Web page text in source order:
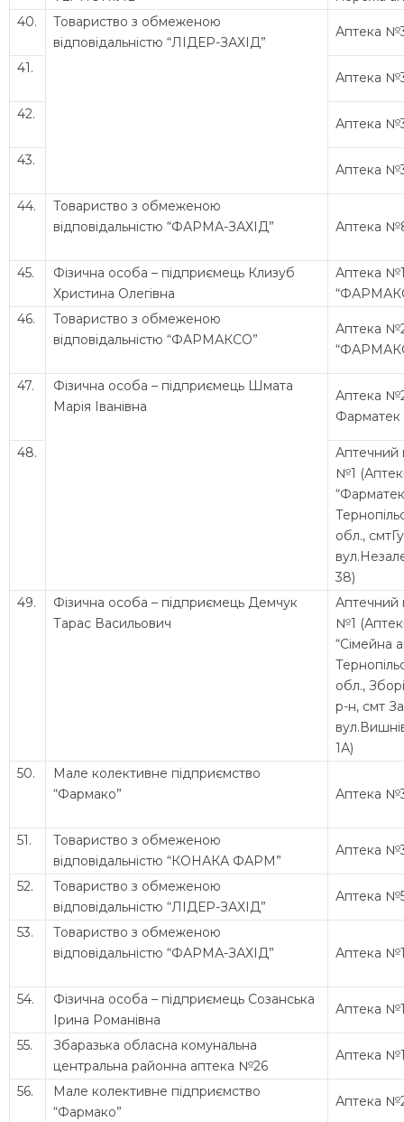
40.
Товариство з обмеженою
відповідальністю “ЛІДЕР-ЗАХІД”
Аптека
41.
Аптека
42.
Аптека
43.
Аптека
44.
Товариство з обмеженою
відповідальністю “ФАРМА-ЗАХІД”
Аптека
45.
Фізична особа – підприємець Клизуб
Христина Олегівна
Аптека
46.
Товариство з обмеженою
відповідальністю “ФАРМАКСО”
Аптека
47.
Фізична особа – підприємець Шмата
Марія Іванівна
Аптека
Фарматек
48.
Аптечний
№1
обл.,
38)
49.
Фізична особа – підприємець Демчук
Тарас Васильович
Аптечний
№1
“Сімейна
обл.,
р-н, смт
1А)
50.
Мале колективне підприємство
“Фармако”
Аптека
51.
Товариство з обмеженою
відповідальністю “КОНАКА ФАРМ”
Аптека
52.
Товариство з обмеженою
відповідальністю “ЛІДЕР-ЗАХІД”
Аптека
53.
Товариство з обмеженою
відповідальністю “ФАРМА-ЗАХІД”
Аптека
54.
Фізична особа – підприємець Созанська
Ірина Романівна
Аптека
55.
Збаразька обласна комунальна
центральна районна аптека №26
Аптека
56.
Мале колективне підприємство
“Фармако”
Аптека